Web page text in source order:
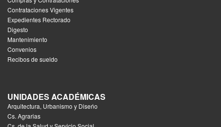
Contrataciones Vigentes
Expedientes Rectorado
Digesto
Mantenimiento
Convenios
Recibos de sueldo
UNIDADES ACADÉMICAS
Arquitectura, Urbanismo y Diseńo
Cs. Agrarias